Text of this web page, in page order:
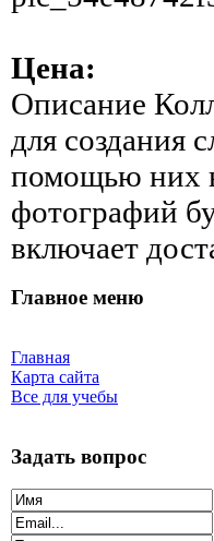
Цена:
Описание
для
помощью них
фотографий
включает
Главное меню
Главная
Карта сайта
Все для учебы
Задать вопрос